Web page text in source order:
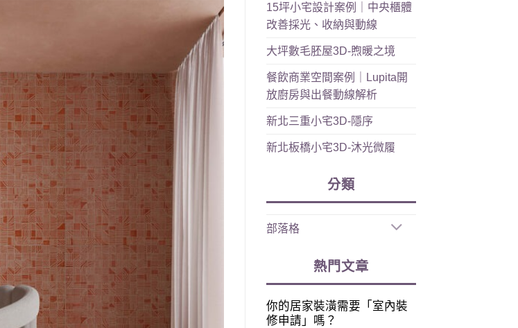
15坪小宅設計案例｜中央櫃體
改善採光、收納與動線
大坪數毛胚屋3D-煦暖之境
餐飲商業空間案例｜Lupita開
放廚房與出餐動線解析
新北三重小宅3D-隱序
新北板橋小宅3D-沐光微履
分類
部落格
熱門文章
你的居家裝潢需要「室內裝
修申請」嗎？